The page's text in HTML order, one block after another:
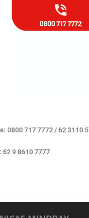
0800 717 7772 / 62 3110
9 8610 7777